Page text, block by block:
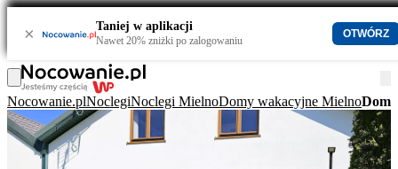
× Taniej w aplikacji
Nawet 20% zniżki po zalogowaniu
OTWÓRZ
Nocowanie.plNoclegiNoclegi MielnoDomy wakacyjne MielnoDom